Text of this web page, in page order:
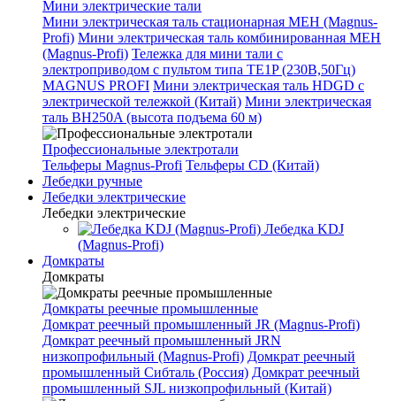
Мини электрические тали
Мини электрическая таль стационарная МЕН (Magnus-
Profi) Мини электрическая таль комбинированная МЕН
(Magnus-Profi) Тележка для мини тали с
электроприводом с пультом типа TE1P (230В,50Гц)
MAGNUS PROFI Мини электрическая таль HDGD с
электрической тележкой (Китай) Мини электрическая
таль BH250A (высота подъема 60 м)
Профессиональные электротали
Тельферы Magnus-Profi Тельферы CD (Китай)
Лебедки ручные
Лебедки электрические
Лебедки электрические
Лебедка KDJ
(Magnus-Profi)
Домкраты
Домкраты
Домкраты реечные промышленные
Домкрат реечный промышленный JR (Magnus-Profi)
Домкрат реечный промышленный JRN
низкопрофильный (Magnus-Profi) Домкрат реечный
промышленный Сибталь (Россия) Домкрат реечный
промышленный SJL низкопрофильный (Китай)